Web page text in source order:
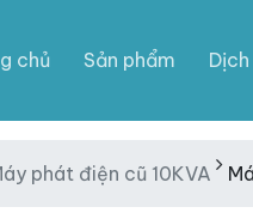
chủ Sản phẩm
phát điện cũ 10KVA